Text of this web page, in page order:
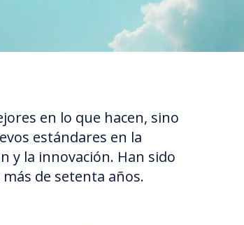
en lo que hacen, sino
estándares en la
y la innovación. Han sido
de setenta años.